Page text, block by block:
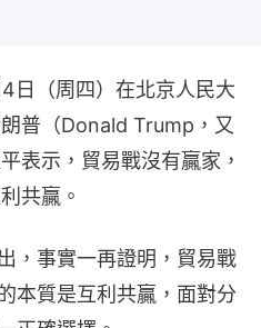
日（周四）在北京人民大
普（Donald Trump，又
表示，貿易戰沒有贏家，
共贏。
，事實一再證明，貿易戰
本質是互利共贏，面對分